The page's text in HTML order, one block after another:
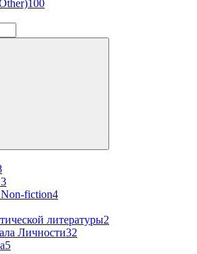
100
Non-fiction4
литературы2
Личности32
5